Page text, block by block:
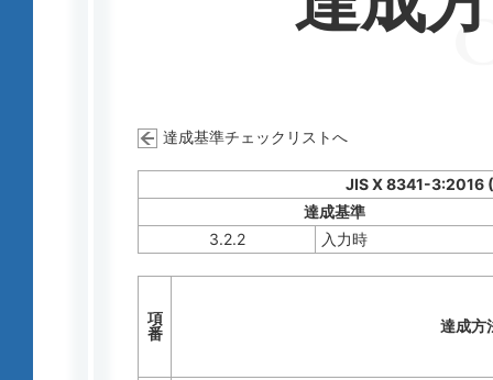
達成基準チェックリストへ
JIS X 8341-3:2016
達成基準
3.2.2
入力時
項
番
達成方